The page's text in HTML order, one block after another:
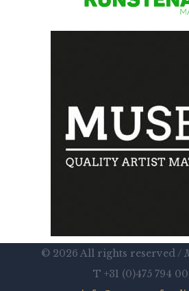
© 2026 All rights reserved /
T +31 (0)475 794